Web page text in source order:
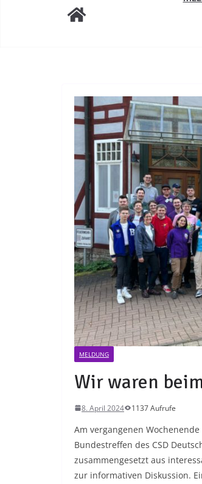
MELDUNG
Wir waren
8. April 2024 1137 Aufrufe
Am vergangenen
Bundestreffen des CSD
zusammengesetzt aus
zur informativen Diskussion.